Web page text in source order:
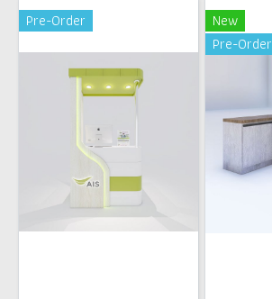
Pre-Order
New
Pre-Order